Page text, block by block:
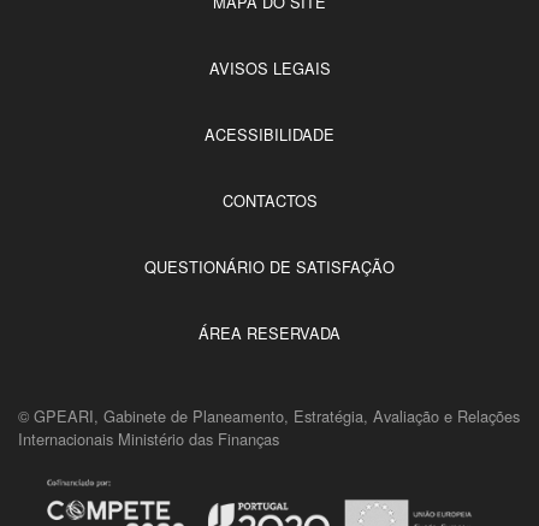
AVISOS LEGAIS
ACESSIBILIDADE
CONTACTOS
QUESTIONÁRIO DE SATISFAÇÃO
ÁREA RESERVADA
© GPEARI, Gabinete de Planeamento, Estratégia, Avaliação e Relações
Internacionais Ministério das Finanças